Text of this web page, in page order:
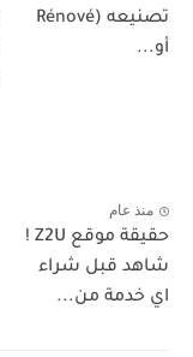
تصنيعه (Rénové
أو...
منذ عام
حقيقة موقع Z2U !
شاهد قبل شراء
اي خدمة من...